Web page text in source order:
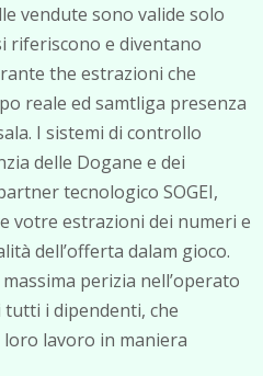
vendute sono valide solo
riferiscono e diventano
the estrazioni che
reale ed samtliga presenza
I sistemi di controllo
delle Dogane e dei
tecnologico SOGEI,
votre estrazioni dei numeri e
dell’offerta dalam gioco.
perizia nell’operato
i dipendenti, che
lavoro in maniera